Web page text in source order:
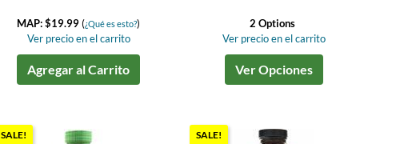
MAP: $19.99(¿Qué es esto?)
Ver precio en el carrito
Agregar al Carrito
2 Options
Ver precio en el carrito
Ver Opciones
SALE! SALE!